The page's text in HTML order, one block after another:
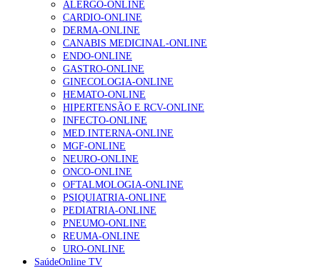
1.º Episódio do Podcast “Frequência Cardio – Sintoniza-
te na Insuficiência Cardíaca” da Bayer
202 visualizações
Alguns milhares de utentes podem ficar sem médico de
família com nova regras do registo, alerta associação
160 visualizações
“Os programas de rastreio do cancro do pulmão são
custo-efetivos e representam um investimento
sustentável para os sistemas de saúde”
94 visualizações
ALERGO-ONLINE
CARDIO-ONLINE
DERMA-ONLINE
CANABIS MEDICINAL-ONLINE
ENDO-ONLINE
GASTRO-ONLINE
GINECOLOGIA-ONLINE
HEMATO-ONLINE
HIPERTENSÃO E RCV-ONLINE
INFECTO-ONLINE
MED.INTERNA-ONLINE
MGF-ONLINE
NEURO-ONLINE
ONCO-ONLINE
OFTALMOLOGIA-ONLINE
PSIQUIATRIA-ONLINE
PEDIATRIA-ONLINE
PNEUMO-ONLINE
REUMA-ONLINE
URO-ONLINE
SaúdeOnline TV